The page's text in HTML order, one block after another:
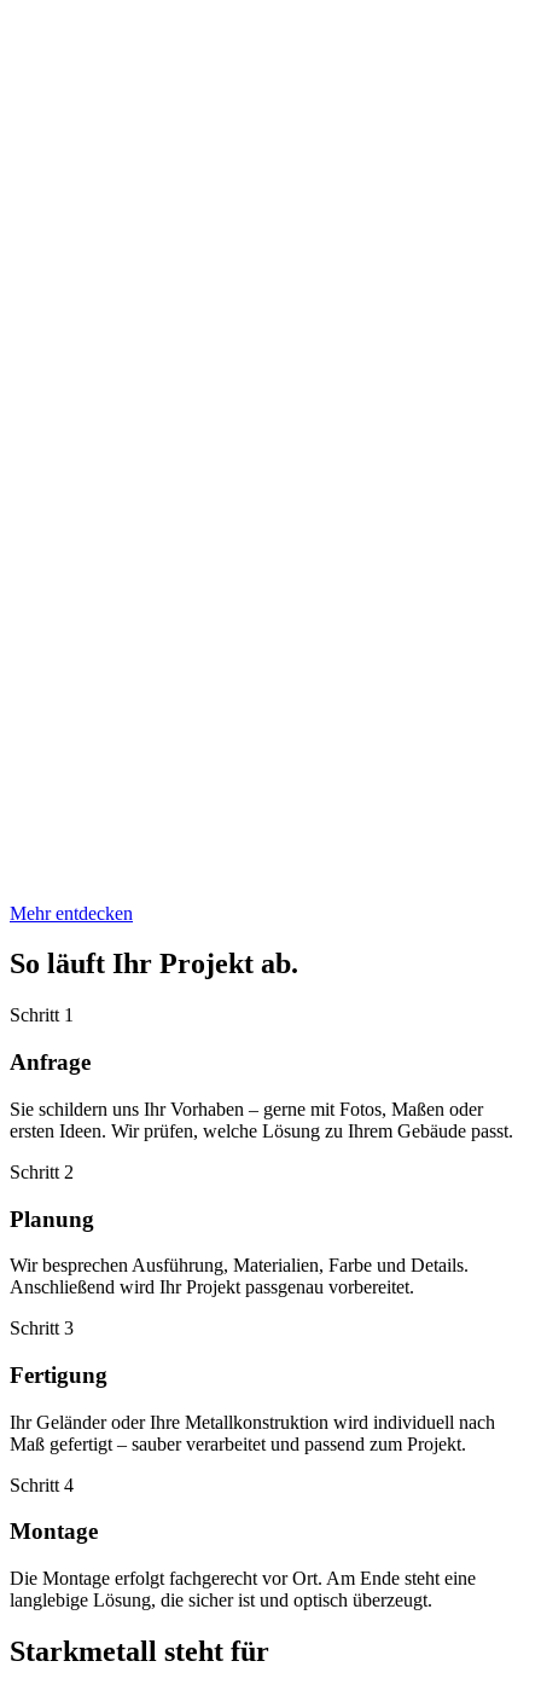
Mehr entdecken
So läuft Ihr Projekt ab.
Schritt 1
Anfrage
Sie schildern uns Ihr Vorhaben – gerne mit Fotos, Maßen oder
ersten Ideen. Wir prüfen, welche Lösung zu Ihrem Gebäude passt.
Schritt 2
Planung
Wir besprechen Ausführung, Materialien, Farbe und Details.
Anschließend wird Ihr Projekt passgenau vorbereitet.
Schritt 3
Fertigung
Ihr Geländer oder Ihre Metallkonstruktion wird individuell nach
Maß gefertigt – sauber verarbeitet und passend zum Projekt.
Schritt 4
Montage
Die Montage erfolgt fachgerecht vor Ort. Am Ende steht eine
langlebige Lösung, die sicher ist und optisch überzeugt.
Starkmetall steht für